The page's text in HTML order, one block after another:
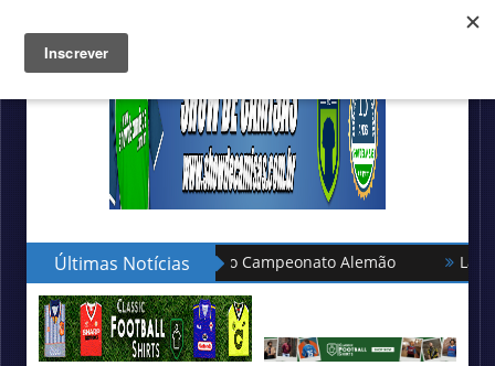
Últimas Notícias
seleção turca no Campeonato Alemão Lacatoni lança